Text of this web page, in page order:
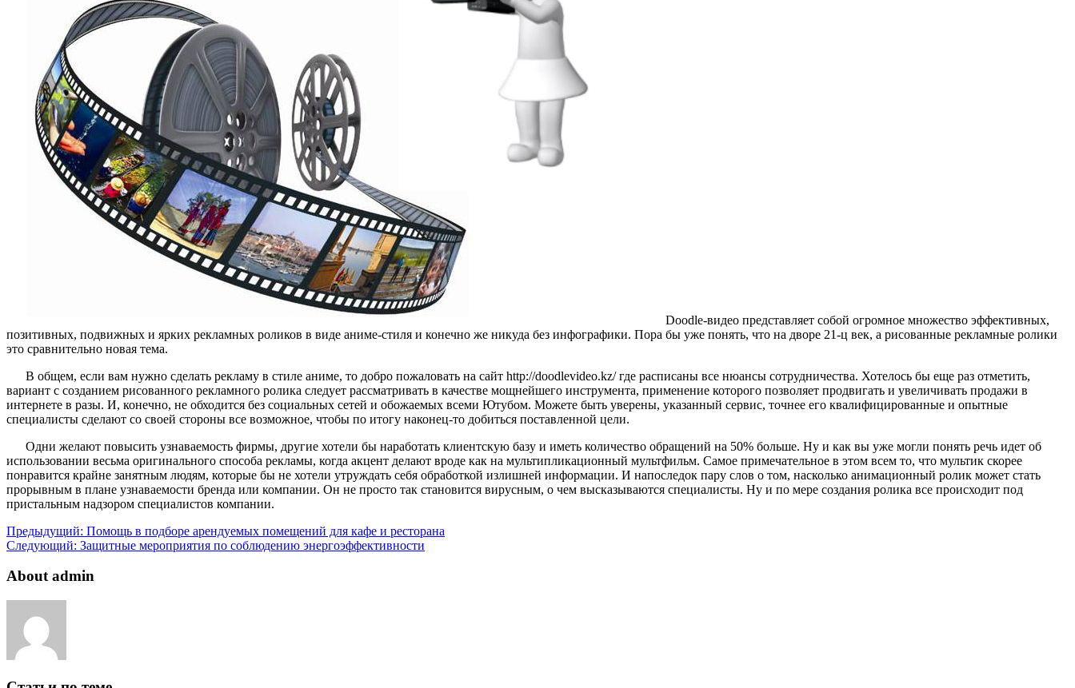
Doodle-видео представляет собой огромное множество эффективных,
позитивных, подвижных и ярких рекламных роликов в виде аниме-стиля и конечно же никуда без инфографики. Пора бы уже понять, что на дворе 21-ц век, а рисованные рекламные ролики
это сравнительно новая тема.
В общем, если вам нужно сделать рекламу в стиле аниме, то добро пожаловать на сайт http://doodlevideo.kz/ где расписаны все нюансы сотрудничества. Хотелось бы еще раз отметить,
вариант с созданием рисованного рекламного ролика следует рассматривать в качестве мощнейшего инструмента, применение которого позволяет продвигать и увеличивать продажи в
интернете в разы. И, конечно, не обходится без социальных сетей и обожаемых всеми Ютубом. Можете быть уверены, указанный сервис, точнее его квалифицированные и опытные
специалисты сделают со своей стороны все возможное, чтобы по итогу наконец-то добиться поставленной цели.
Одни желают повысить узнаваемость фирмы, другие хотели бы наработать клиентскую базу и иметь количество обращений на 50% больше. Ну и как вы уже могли понять речь идет об
использовании весьма оригинального способа рекламы, когда акцент делают вроде как на мультипликационный мультфильм. Самое примечательное в этом всем то, что мультик скорее
понравится крайне занятным людям, которые бы не хотели утруждать себя обработкой излишней информации. И напоследок пару слов о том, насколько анимационный ролик может стать
прорывным в плане узнаваемости бренда или компании. Он не просто так становится вирусным, о чем высказываются специалисты. Ну и по мере создания ролика все происходит под
пристальным надзором специалистов компании.
Предыдущий: Помощь в подборе арендуемых помещений для кафе и ресторана
Следующий: Защитные мероприятия по соблюдению энергоэффективности
About admin